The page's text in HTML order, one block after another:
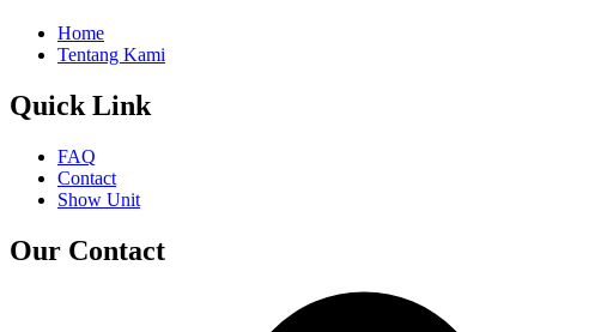
Home
Tentang Kami
Quick Link
FAQ
Contact
Show Unit
Our Contact